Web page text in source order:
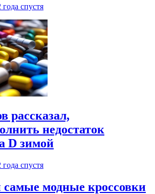
года спустя
рассказал,
недостаток
D зимой
года спустя
модные кроссовки